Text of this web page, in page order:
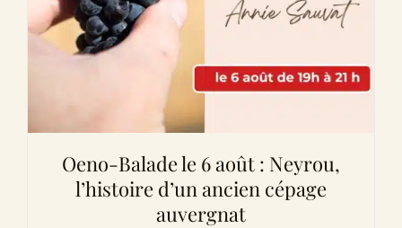
Oeno-Balade le 6 août : Neyrou,
l’histoire d’un ancien cépage
auvergnat